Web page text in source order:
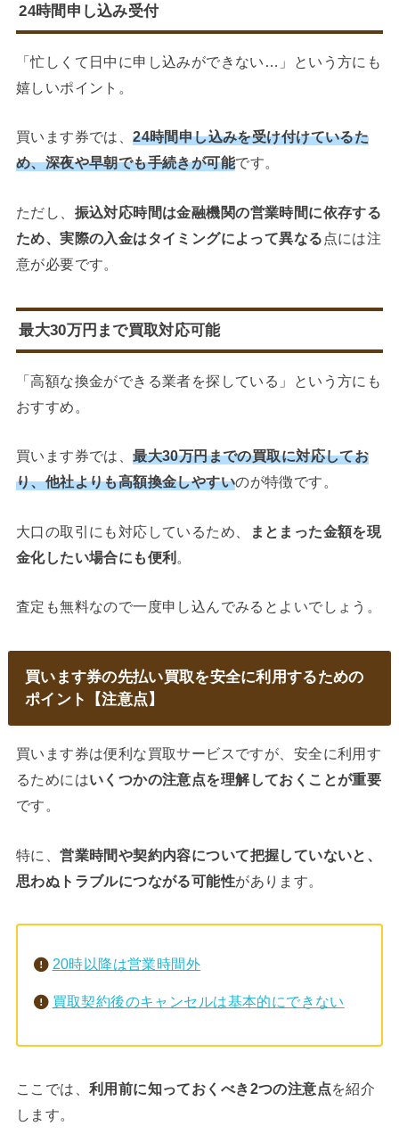
24時間申し込み受付
「忙しくて日中に申し込みができない…」という方にも
嬉しいポイント。
買います券では、24時間申し込みを受け付けているた
め、深夜や早朝でも手続きが可能です。
ただし、 振込対応時間は金融機関の営業時間に依存する
ため、実際の入金はタイミングによって異なる 点には注
意が必要です。
最大30万円まで買取対応可能
「高額な換金ができる業者を探している」という方にも
おすすめ。
買います券では、最大30万円までの買取に対応してお
り、他社よりも高額換金しやすいのが特徴です。
大口の取引にも対応しているため、
まとまった金額を現
金化したい場合にも便利
査定も無料なので一度申し込んでみるとよいでしょう。
買います券の先払い買取を安全に利用するための
ポイント【注意点】
買います券は便利な買取サービスですが、安全に利用す
るためにはいくつかの注意点を理解しておくことが重要
です。
特に、営業時間や契約内容について把握していないと、
思わぬトラブルにつながる可能性があります。
20時以降は営業時間外
買取契約後のキャンセルは基本的にできない
ここでは、 利用前に知っておくべき2つの注意点を紹介
します。